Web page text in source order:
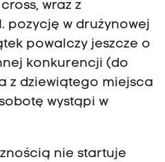
wraz z
pozycję w drużynowej
powalczy jeszcze o
konkurencji (do
z dziewiątego miejsca
wystąpi w
nie startuje